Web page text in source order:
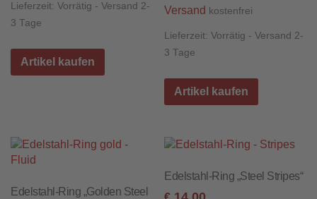
Lieferzeit: Vorrätig - Versand 2-
3 Tage
Artikel kaufen
Versand kostenfrei
Lieferzeit:Vorrätig - Versand 2-
3 Tage
Artikel kaufen
Edelstahl-Ring „Golden Steel
Edelstahl-Ring „Steel Stripes“